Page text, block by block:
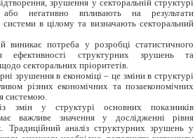
зрушення у секторальній структурі
або негативно впливають на результати
в цілому та визначають секторальний
виникає потреба у розробці статистичного
ефективності структурних зрушень та
секторальних пріоритетів.
зрушення в економіці – це зміни в структурі
різних економічних та позаекономічних
системою.
змін у структурі основних показників
важливе значення у дослідженні рівня
Традиційний аналіз структурних зрушень у